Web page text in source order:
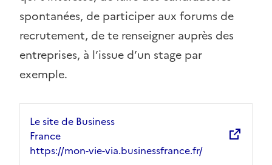
spontanées, de participer aux forums de
recrutement, de te renseigner auprès des
entreprises, à l’issue d’un stage par
exemple.
Le site de Business
France
https://mon-vie-via.businessfrance.fr/